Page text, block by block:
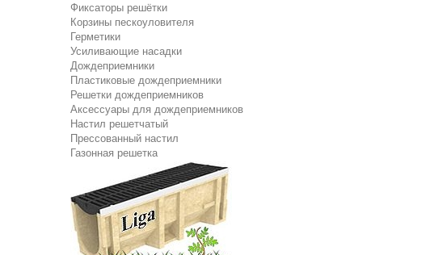
Фиксаторы решётки
Корзины пескоуловителя
Герметики
Усиливающие насадки
Дождеприемники
Пластиковые дождеприемники
Решетки дождеприемников
Аксессуары для дождеприемников
Настил решетчатый
Прессованный настил
Газонная решетка